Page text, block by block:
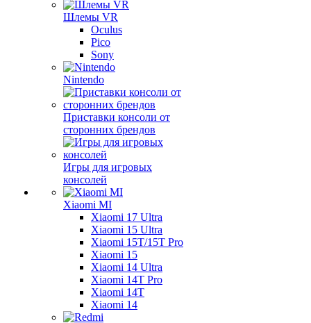
Шлемы VR
Oculus
Pico
Sony
Nintendo
Приставки консоли от
сторонних брендов
Игры для игровых
консолей
Xiaomi MI
Xiaomi 17 Ultra
Xiaomi 15 Ultra
Xiaomi 15T/15T Pro
Xiaomi 15
Xiaomi 14 Ultra
Xiaomi 14T Pro
Xiaomi 14T
Xiaomi 14